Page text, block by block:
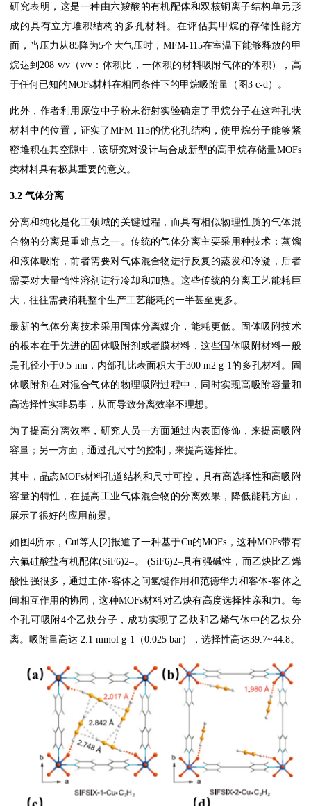
研究表明，这是一种由六羧酸的有机配体和双核铜离子结构单元形
成的具有立方堆积结构的多孔材料。在评估其甲烷的存储性能方
面，当压力从85降为5个大气压时，MFM-115在室温下能够释放的甲
烷达到208 v/v（v/v：体积比，一体积的材料吸附气体的体积），高
于任何已知的MOFs材料在相同条件下的甲烷吸附量（图3 c-d）。
此外，作者利用原位中子粉末衍射实验确定了甲烷分子在这种孔状
材料中的位置，证实了MFM-115的优化孔结构，使甲烷分子能够紧
密堆积在其空隙中，该研究对设计与合成新型的高甲烷存储量MOFs
类材料具有极其重要的意义。
3.2 气体分离
分离和纯化是化工领域的关键过程，而具有相似物理性质的气体混
合物的分离是重难点之一。传统的气体分离主要采用种技术：蒸馏
和液体吸附，前者需要对气体混合物进行反复的蒸发和冷凝，后者
需要对大量惰性溶剂进行冷却和加热。这些传统的分离工艺能耗巨
大，往往需要消耗整个生产工艺能耗的一半甚至更多。
最新的气体分离技术采用固体分离媒介，能耗更低。固体吸附技术
的根本在于先进的固体吸附剂或者膜材料，这些固体吸附材料一般
是孔径小于0.5 nm，内部孔比表面积大于300 m2 g-1的多孔材料。固
体吸附剂在对混合气体的物理吸附过程中，同时实现高吸附容量和
高选择性实非易事，从而导致分离效率不理想。
为了提高分离效率，研究人员一方面通过内表面修饰，来提高吸附
容量；另一方面，通过孔尺寸的控制，来提高选择性。
其中，晶态MOFs材料孔道结构和尺寸可控，具有高选择性和高吸附
容量的特性，在提高工业气体混合物的分离效果，降低能耗方面，
展示了很好的应用前景。
如图4所示，Cui等人[2]报道了一种基于Cu的MOFs，这种MOFs带有
六氟硅酸盐有机配体(SiF6)2–。 (SiF6)2–具有强碱性，而乙炔比乙烯
酸性强很多，通过主体-客体之间氢键作用和范德华力和客体-客体之
间相互作用的协同，这种MOFs材料对乙炔有高度选择性亲和力。每
个孔可吸附4个乙炔分子，成功实现了乙炔和乙烯气体中的乙炔分
离。吸附量高达 2.1 mmol g-1（0.025 bar），选择性高达39.7~44.8。